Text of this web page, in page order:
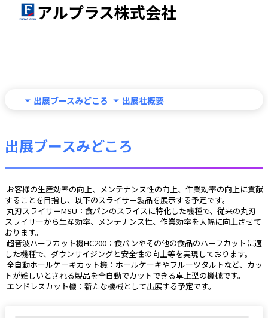
アルプラス株式会社
出展ブースみどころ 出展社概要
出展ブースみどころ
することを目指し、以下のスライサー製品を展示する予定です。
スライサーから生産効率、メンテナンス性、作業効率を大幅に向上させて
おります。
した機種で、ダウンサイジングと安全性の向上等を実現しております。
トが難しいとされる製品を全自動でカットできる卓上型の機械です。
エンドレスカット機：新たな機械として出展する予定です。